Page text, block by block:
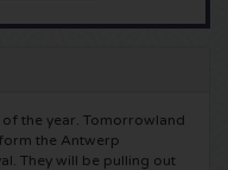
of the year. Tomorrowland
the Antwerp
They will be pulling out